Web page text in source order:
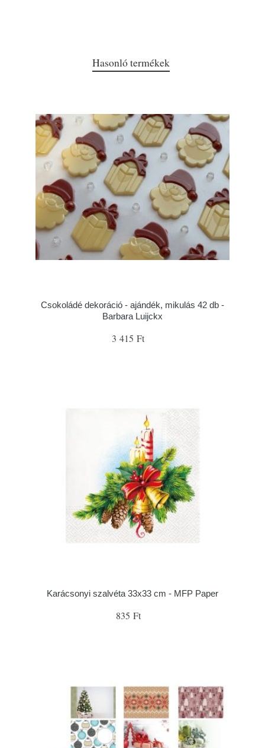
Hasonló termékek
Csokoládé dekoráció - ajándék, mikulás 42 db -
Barbara Luijckx
3 415 Ft
Karácsonyi szalvéta 33x33 cm - MFP Paper
835 Ft